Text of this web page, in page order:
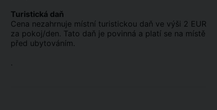
Turistická daň
Cena nezahrnuje místní turistickou daň ve výši 2 EUR
za pokoj/den. Tato daň je povinná a platí se na místě
před ubytováním.
.